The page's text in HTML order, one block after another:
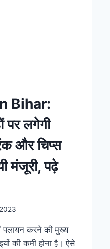
Bihar:
पर लगेगी
और चिप्स
मंजूरी, पढ़े
पलायन करने की मुख्य
की कमी होना है। ऐसे